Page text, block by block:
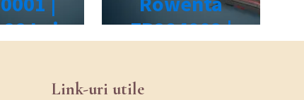
Link-uri utile